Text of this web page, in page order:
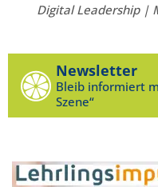
Digital Leadership |
Newsletter
Bleib informiert
Szene“